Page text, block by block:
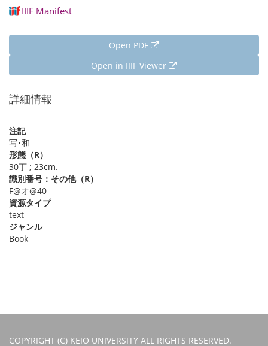
IIIF Manifest
Open PDF
Open in IIIF Viewer
詳細情報
注記
写･和
形態（R）
30丁 ; 23cm.
識別番号：その他（R）
F@オ@40
資源タイプ
text
ジャンル
Book
COPYRIGHT (C) KEIO UNIVERSITY ALL RIGHTS RESERVED.